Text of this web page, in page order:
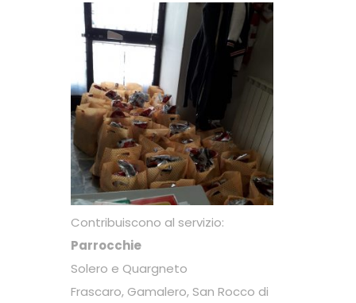
Contribuiscono al servizio:
Parrocchie
Solero e Quargneto
Frascaro, Gamalero, San Rocco di